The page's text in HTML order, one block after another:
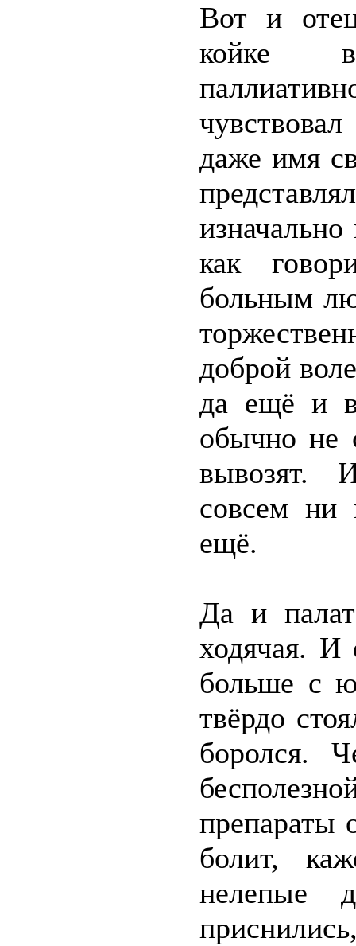
Вот и
койке в
даже имя
как
больным
доброй
да ещё и в
обычно не
вывозят.
совсем ни
ещё.
Да и
ходячая. И
больше с
твёрдо
боролся.
препараты
болит,
нелепые